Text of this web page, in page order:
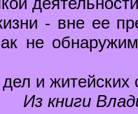
- вне ее
не
и житейских
Из книги